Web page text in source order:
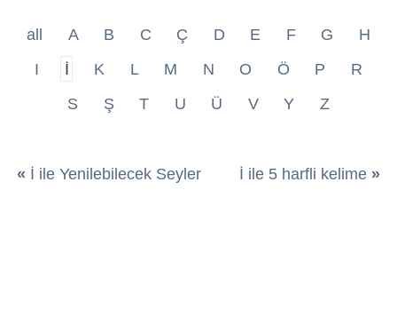
all A B C Ç D E F G
H
I
İ K L M N O Ö P
R
S
Ş T U Ü V Y Z
« İ ile Yenilebilecek Seyler İ ile 5 harfli kelime »